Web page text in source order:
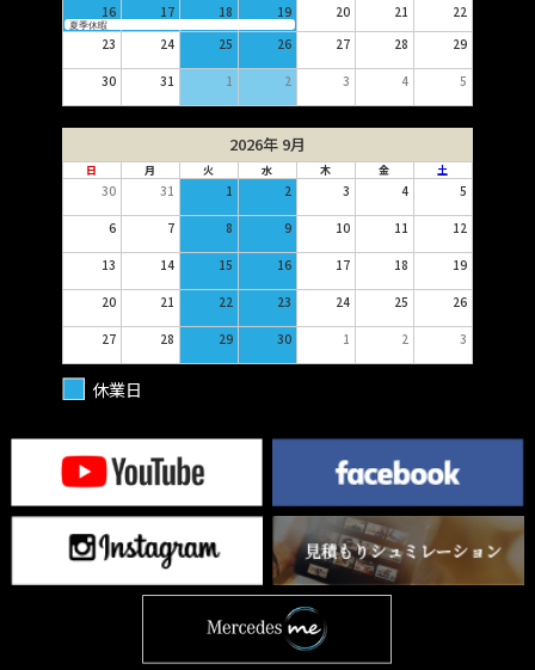
16 17 18 19 20 21 22
夏季休暇
23 24 25 26 27 28 29
30 31 1 2 3 4 5
2026年 9月
日 月 火 水 木 金 土
30 31 1 2 3 4 5
6 7 8 9 10 11 12
13 14 15 16 17 18 19
20 21 22 23 24 25 26
27 28 29 30 1 2 3
休業日